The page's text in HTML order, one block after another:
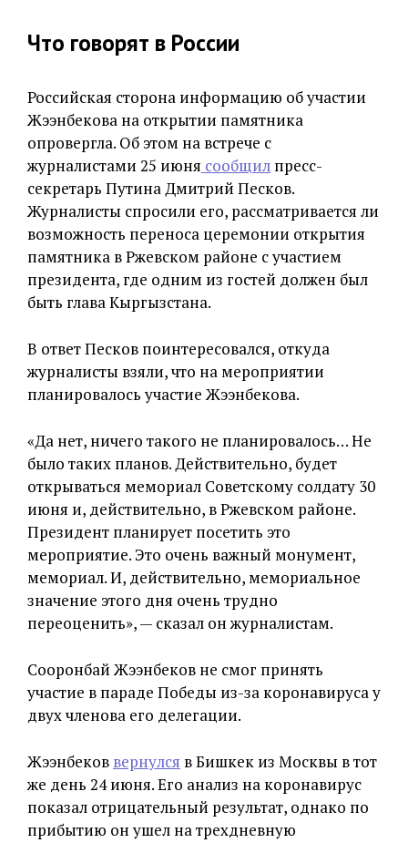
Что говорят в России
Российская сторона информацию об участии
Жээнбекова на открытии памятника
опровергла. Об этом на встрече с
журналистами 25 июня сообщил пресс-
секретарь Путина Дмитрий Песков.
Журналисты спросили его, рассматривается ли
возможность переноса церемонии открытия
памятника в Ржевском районе с участием
президента, где одним из гостей должен был
быть глава Кыргызстана.
В ответ Песков поинтересовался, откуда
журналисты взяли, что на мероприятии
планировалось участие Жээнбекова.
«Да нет, ничего такого не планировалось… Не
было таких планов. Действительно, будет
открываться мемориал Советскому солдату 30
июня и, действительно, в Ржевском районе.
Президент планирует посетить это
мероприятие. Это очень важный монумент,
мемориал. И, действительно, мемориальное
значение этого дня очень трудно
переоценить», — сказал он журналистам.
Сооронбай Жээнбеков не смог принять
участие в параде Победы из-за коронавируса у
двух членова его делегации.
Жээнбеков вернулся в Бишкек из Москвы в тот
же день 24 июня. Его анализ на коронавирус
показал отрицательный результат, однако по
прибытию он ушел на трехдневную